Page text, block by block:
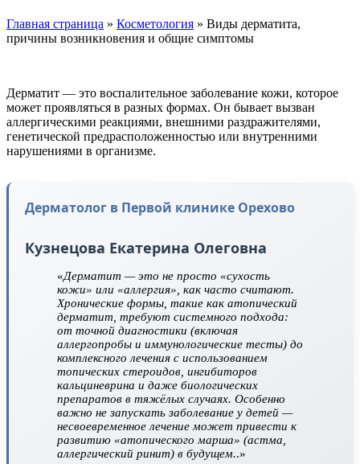
Главная страница » Косметология » Виды дерматита,
причины возникновения и общие симптомы
Дерматит — это воспалительное заболевание кожи, которое
может проявляться в разных формах. Он бывает вызван
аллергическими реакциями, внешними раздражителями,
генетической предрасположенностью или внутренними
нарушениями в организме.
Дерматолог в Первой клинике Орехово
Кузнецова Екатерина Олеговна
«Дерматит — это не просто «сухость
кожи» или «аллергия», как часто считают.
Хронические формы, такие как атопический
дерматит, требуют системного подхода:
от точной диагностики (включая
аллергопробы и иммунологические тесты) до
комплексного лечения с использованием
топических стероидов, ингибиторов
кальциневрина и даже биологических
препаратов в тяжёлых случаях. Особенно
важно не запускать заболевание у детей —
несвоевременное лечение может привести к
развитию «атопического марша» (астма,
аллергический ринит) в будущем..»